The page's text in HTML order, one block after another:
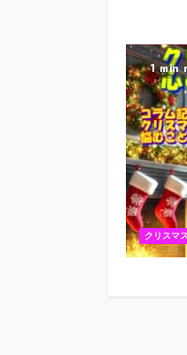
1 min
クリスマス